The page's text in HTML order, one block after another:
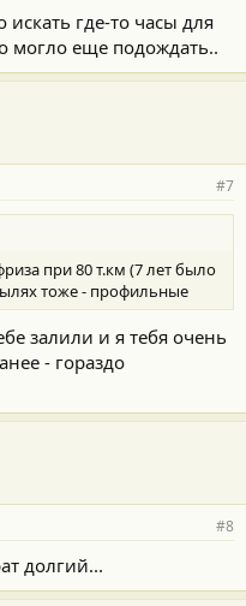
где-то часы для
могло еще подождать..
#7
при 80 т.км (7 лет было
тоже - профильные
залили и я тебя очень
- гораздо
#8
долгий...